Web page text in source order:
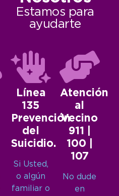
Estamos para
ayudarte
Línea
135
Prevención
del
Suicidio.
Si Usted,
o algún
familiar o
Atención
al
Vecino
911 |
100 |
107
No dude
en